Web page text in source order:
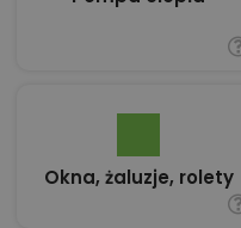
Okna, żaluzje, rolety